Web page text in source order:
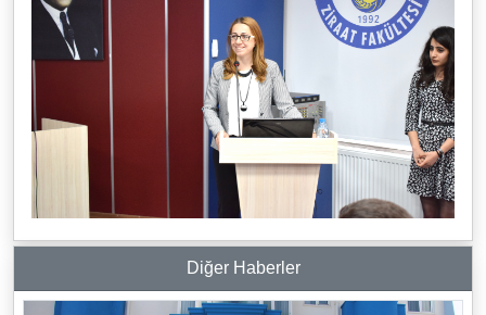
Diğer Haberler